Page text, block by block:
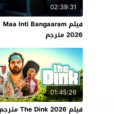
02:39:31
فيلم Maa Inti Bangaaram
2026 مترجم
01:45:26
فيلم The Dink 2026 مترجم